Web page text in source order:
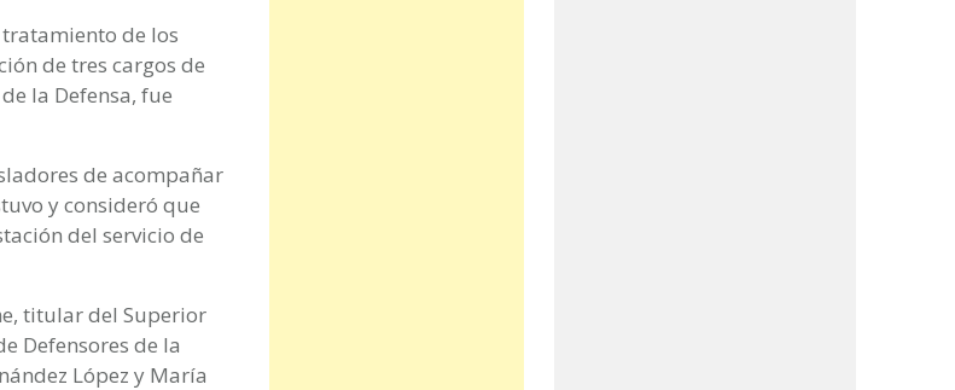
de los
de tres cargos de
la Defensa, fue
de acompañar
y consideró que
del servicio de
titular del Superior
Defensores de la
López y María